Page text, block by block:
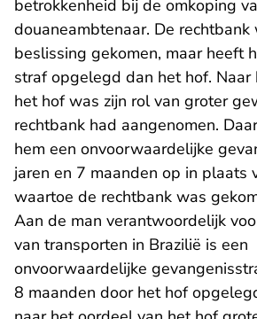
betrokkenheid bij de omkoping
douaneambtenaar. De
beslissing gekomen, maar heeft
straf opgelegd dan het hof. Naar
het hof was zijn rol van groter
rechtbank had aangenomen.
hem een onvoorwaardelijke
jaren en 7 maanden op in plaats
waartoe de rechtbank was
Aan de man verantwoordelijk
van transporten in Brazilië is een
onvoorwaardelijke
8 maanden door het hof